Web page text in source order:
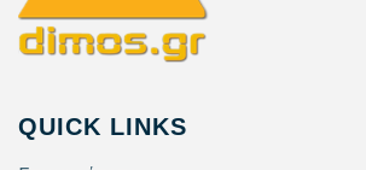
QUICK LINKS